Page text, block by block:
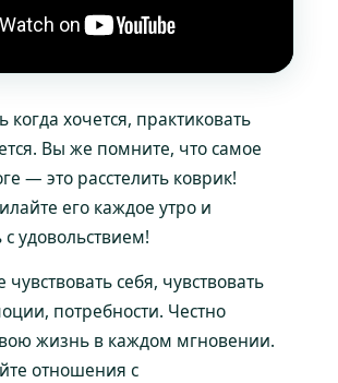
когда хочется, практиковать
Вы же помните, что самое
— это расстелить коврик!
его каждое утро и
удовольствием!
себя, чувствовать
потребности. Честно
жизнь в каждом мгновении.
отношения с